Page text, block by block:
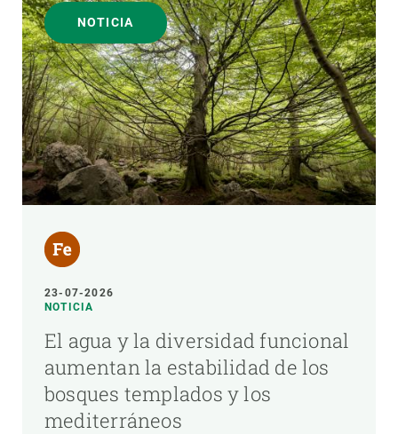
NOTICIA
23-07-2026
NOTICIA
El agua y la diversidad funcional
aumentan la estabilidad de los
bosques templados y los
mediterráneos